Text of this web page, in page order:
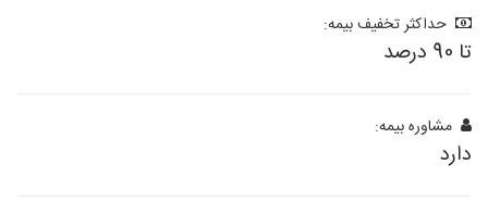
حداکثر تخفیف بیمه:
تا 90 درصد
مشاوره بیمه:
دارد